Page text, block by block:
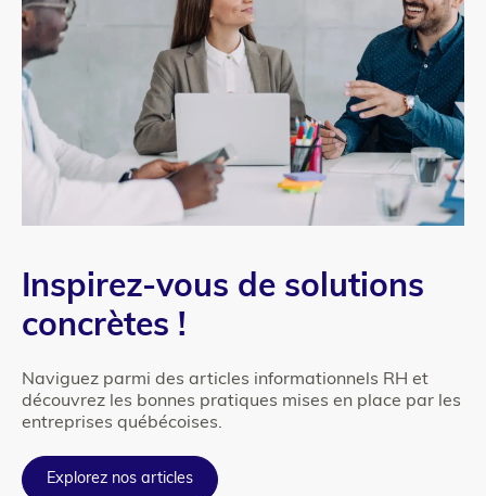
Texte
Inspirez-vous de solutions
concrètes !
Naviguez parmi des articles informationnels RH et
découvrez les bonnes pratiques mises en place par les
entreprises québécoises.
Explorez nos articles